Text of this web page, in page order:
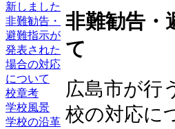
新しました
非難勧告・
避難指示が
発表された
場合の対応
について
校章考
学校風景
学校の沿革
非難勧告・
て
広島市が行
校の対応に